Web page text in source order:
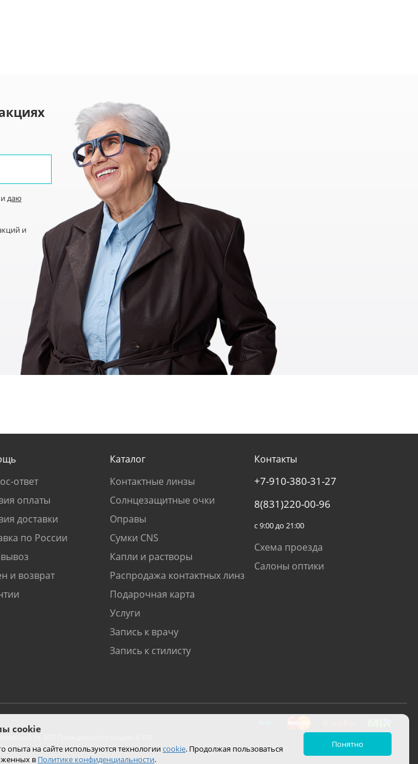
даю
и
ответ
оплаты
доставки
по России
и возврат
Каталог
Контактные линзы
Солнцезащитные очки
Оправы
Сумки CNS
Капли и растворы
Распродажа контактных линз
Подарочная карта
Услуги
Запись к врачу
Запись к стилисту
Контакты
+7-910-380-31-27
8(831)220-00-96
с 9:00 до 21:00
Схема проезда
Салоны оптики
ст. 437 Гражданского кодекса РФ.
cookie
на сайте используются технологииcookie. Продолжая пользоваться
в Политике конфиденциальности.
Понятно